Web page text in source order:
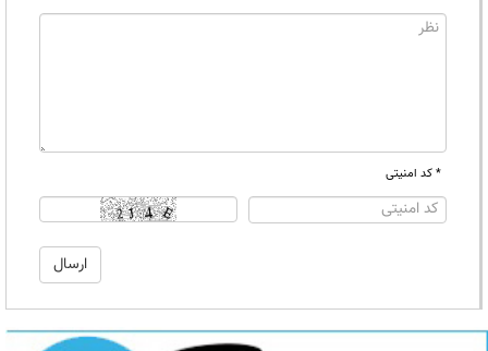
* کد امنیتی